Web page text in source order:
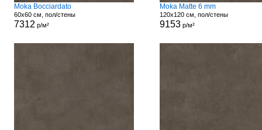
Moka Bocciardato
60x60 см, пол/стены
7312 р/м²
Moka Matte 6 mm
120x120 см, пол/стены
9153р/м²